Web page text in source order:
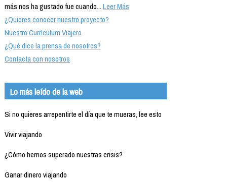
más nos ha gustado fue cuando...Leer Más
¿Quieres conocer nuestro proyecto?
Nuestro Currículum Viajero
¿Qué dice la prensa de nosotros?
Contacta con nosotros
Lo más leído de la web
Si no quieres arrepentirte el día que te mueras, lee esto
Vivir viajando
¿Cómo hemos superado nuestras crisis?
Ganar dinero viajando